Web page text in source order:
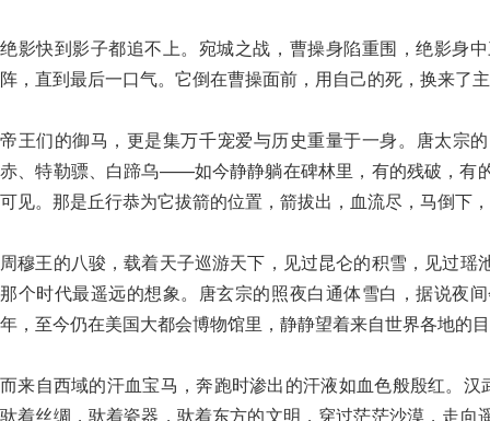
绝影快到影子都追不上。宛城之战，曹操身陷重围，绝影身
阵，直到最后一口气。它倒在曹操面前，用自己的死，换来了
帝王们的御马，更是集万千宠爱与历史重量于一身。唐太
赤、特勒骠、白蹄乌——如今静静躺在碑林里，有的残破，有
可见。那是丘行恭为它拔箭的位置，箭拔出，血流尽，马倒下
周穆王的八骏，载着天子巡游天下，见过昆仑的积雪，见过
那个时代最遥远的想象。唐玄宗的照夜白通体雪白，据说夜
年，至今仍在美国大都会博物馆里，静静望着来自世界各地的
而来自西域的汗血宝马，奔跑时渗出的汗液如血色般殷红。汉
驮着丝绸，驮着瓷器，驮着东方的文明，穿过茫茫沙漠，走